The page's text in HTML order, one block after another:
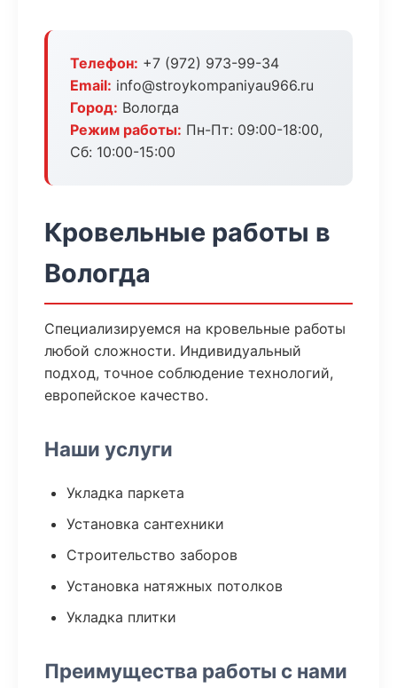
Телефон: +7 (972) 973-99-34
Email: info@stroykompaniyau966.ru
Город: Вологда
Режим работы: Пн-Пт: 09:00-18:00,
Сб: 10:00-15:00
Кровельные работы в
Вологда
Специализируемся на кровельные работы
любой сложности. Индивидуальный
подход, точное соблюдение технологий,
европейское качество.
Наши услуги
Укладка паркета
Установка сантехники
Строительство заборов
Установка натяжных потолков
Укладка плитки
Преимущества работы с нами